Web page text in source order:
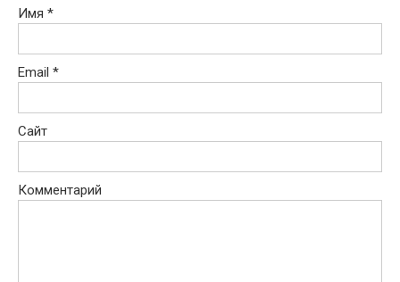
Имя *
Email *
Сайт
Комментарий